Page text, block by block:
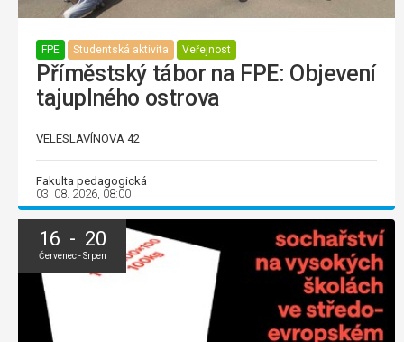
FPE Studentská aktivita Veřejnost
Příměstský tábor na FPE: Objevení
tajuplného ostrova
VELESLAVÍNOVA 42
Fakulta pedagogická
03. 08. 2026, 08:00
16 - 20
Červenec - Srpen